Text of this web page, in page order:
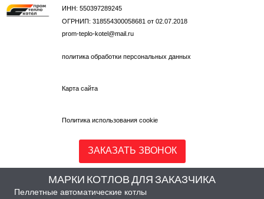
ИНН: 550397289245
ОГРНИП: 318554300058681 от 02.07.2018
prom-teplo-kotel@mail.ru
политика обработки персональных данных
Карта сайта
Политика использования cookie
ЗАКАЗАТЬ ЗВОНОК
МАРКИ КОТЛОВ ДЛЯ ЗАКАЗЧИКА
Пеллетные автоматические котлы